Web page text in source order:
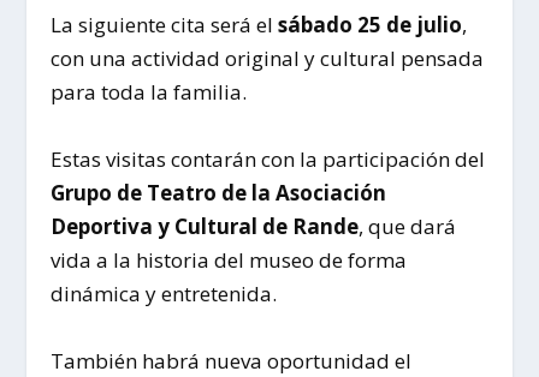
La siguiente cita será elsábado 25 de julio,
con una actividad original y cultural pensada
para toda la familia.
Estas visitas contarán con la participación del
Grupo de Teatro de la Asociación
Deportiva y Cultural de Rande, que dará
vida a la historia del museo de forma
dinámica y entretenida.
También habrá nueva oportunidad el